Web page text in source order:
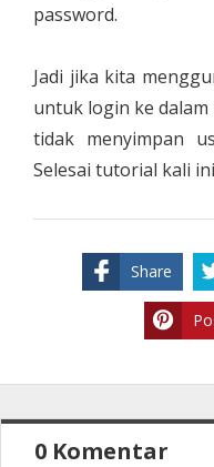
password.
Jadi jika kita
untuk login ke
tidak menyimpan
Selesai tutorial kali
Share
0 Komentar